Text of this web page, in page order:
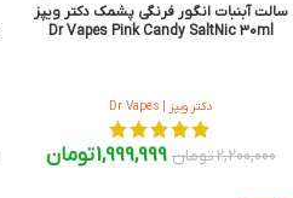
سالت آبنبات انگور فرنگی پشمک دکتر ویپز
Dr Vapes Pink Candy SaltNic 30ml
دکتر ویپز | Dr Vapes
2,200,000تومان 1,999,999تومان